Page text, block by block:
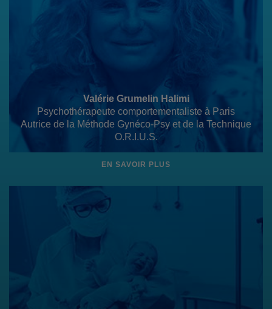
Valérie Grumelin Halimi
Psychothérapeute comportementaliste à Paris
Autrice de la Méthode Gynéco-Psy et de la Technique
O.R.I.U.S.
EN SAVOIR PLUS